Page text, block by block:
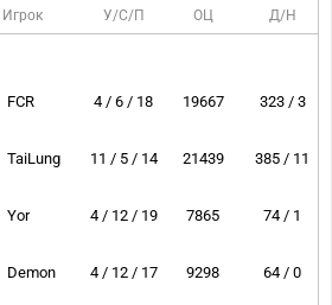
Игрок У/С/П ОЦ Д/Н
FCR 4 / 6 / 18 19667 323 / 3
TaiLung 11 / 5 / 14 21439 385 / 11
Yor 4 / 12 / 19 7865 74 / 1
Demon 4 / 12 / 17 9298 64 / 0